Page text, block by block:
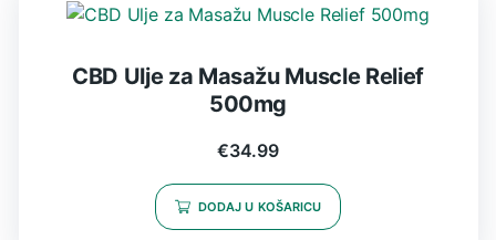
CBD Ulje za Masažu Muscle Relief
500mg
€34.99
DODAJ U KOŠARICU